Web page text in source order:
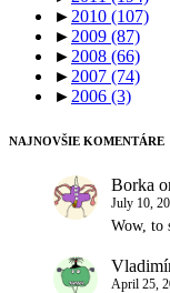
► 2010 (107)
► 2009 (87)
► 2008 (66)
► 2007 (74)
► 2006 (3)
NAJNOVŠIE KOMENTÁRE
Borka
July 10,
Wow, to
April 25,